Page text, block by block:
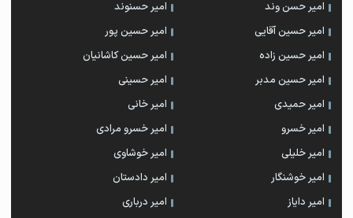
امیر حسن وند
امیر حسنوند
امیر حسین آقایی
امیر حسین پور
امیر حسین زاده
امیر حسین کاشانیان
امیر حسین مدبر
امیر حسینی
امیر حمیدی
امیر خانی
امیر خسرو
امیر خسرو مرادی
امیر خلیلی
امیر خوشاوی
امیر خوشنگار
امیر دادستان
امیر دایاز
امیر درباری